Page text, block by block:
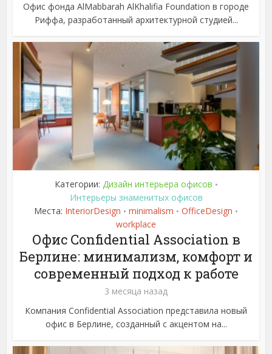
Офис фонда AlMabbarah AlKhalifia Foundation в городе
Риффа, разработанный архитектурной студией...
Категории: Дизайн интерьера офисов •
Интерьеры знаменитых офисов
Места: InteriorDesign • minimalism • OfficeDesign •
workplace
Офис Confidential Association в
Берлине: минимализм, комфорт и
современный подход к работе
3 месяца назад
Компания Confidential Association представила новый
офис в Берлине, созданный с акцентом на...